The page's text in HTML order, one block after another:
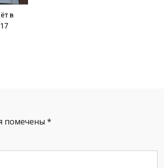
в
помечены *